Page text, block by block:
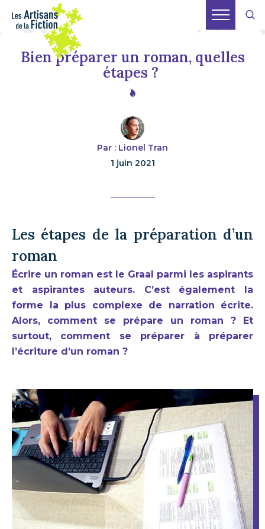
Bien préparer un roman, quelles
étapes ?
Par : Lionel Tran
1 juin 2021
Les étapes de la préparation d’un
roman
Écrire un roman est le Graal parmi les aspirants
et aspirantes auteurs. C’est également la
forme la plus complexe de narration écrite.
Alors, comment se prépare un roman ? Et
surtout, comment se préparer à préparer
l’écriture d’un roman ?